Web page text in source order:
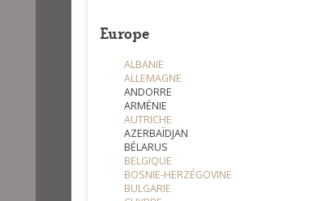
Europe
ALBANIE
ALLEMAGNE
ANDORRE
ARMÉNIE
AUTRICHE
AZERBAÏDJAN
BÉLARUS
BELGIQUE
BOSNIE-HERZÉGOVINE
BULGARIE